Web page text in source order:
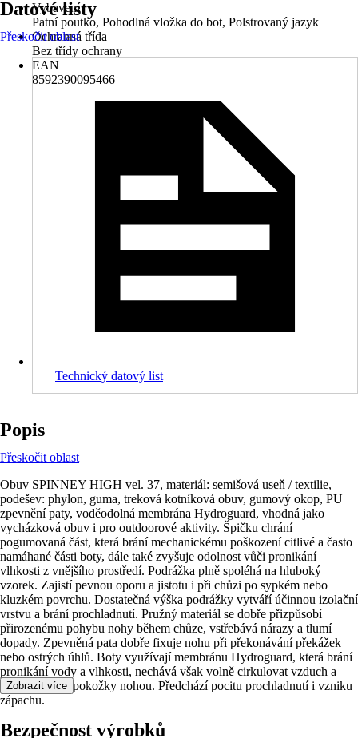
Vybavení
Patní poutko, Pohodlná vložka do bot, Polstrovaný jazyk
Ochranná třída
Bez třídy ochrany
EAN
8592390095466
Datové listy
Přeskočit oblast
Technický datový list
Popis
Přeskočit oblast
Obuv SPINNEY HIGH vel. 37, materiál: semišová useň / textilie,
podešev: phylon, guma, treková kotníková obuv, gumový okop, PU
zpevnění paty, voděodolná membrána Hydroguard, vhodná jako
vycházková obuv i pro outdoorové aktivity. Špičku chrání
pogumovaná část, která brání mechanickému poškození citlivé a často
namáhané části boty, dále také zvyšuje odolnost vůči pronikání
vlhkosti z vnějšího prostředí. Podrážka plně spoléhá na hluboký
vzorek. Zajistí pevnou oporu a jistotu i při chůzi po sypkém nebo
kluzkém povrchu. Dostatečná výška podrážky vytváří účinnou izolační
vrstvu a brání prochladnutí. Pružný materiál se dobře přizpůsobí
přirozenému pohybu nohy během chůze, vstřebává nárazy a tlumí
dopady. Zpevněná pata dobře fixuje nohu při překonávání překážek
nebo ostrých úhlů. Boty využívají membránu Hydroguard, která brání
pronikání vody a vlhkosti, nechává však volně cirkulovat vzduch a
odvádí pot od pokožky nohou. Předchází pocitu prochladnutí i vzniku
zápachu.
Zobrazit více
Bezpečnost výrobků